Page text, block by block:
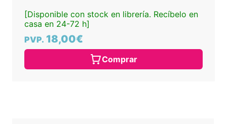
[Disponible con stock en librería. Recíbelo en
casa en 24-72 h]
PVP. 18,00€
Comprar